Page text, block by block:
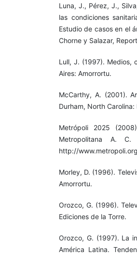
Luna, J., Pérez, J.,
las condiciones
Estudio de casos en el
Chorne y Salazar,
Lull, J. (1997). Medios,
Aires: Amorrortu.
McCarthy, A. (2001).
Durham, North
Metrópoli 2025
Metropolitana A.
http://
Morley, D. (1996).
Amorrortu.
Orozco, G. (1996).
Ediciones de la Torre.
Orozco, G. (1997). La
América Latina.